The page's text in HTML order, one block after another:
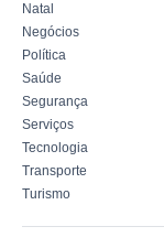
Natal
Negócios
Política
Saúde
Segurança
Serviços
Tecnologia
Transporte
Turismo